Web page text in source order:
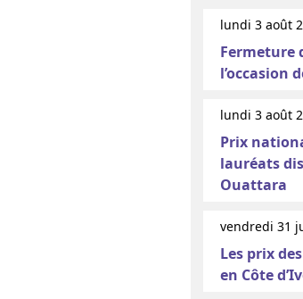
lundi 3 août
Fermeture
l’occasion
lundi 3 août
Prix
lauréats
Ouattara
vendredi 31
Les prix
en Côte